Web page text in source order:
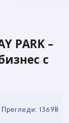
PARK –
с
Прегледи: 13698